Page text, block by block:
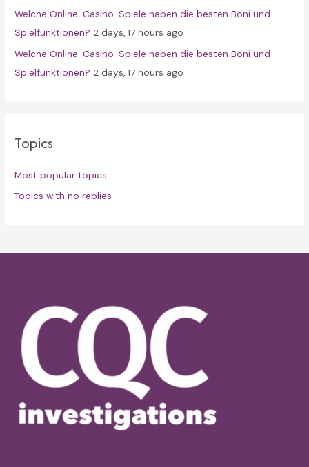
Welche Online-Casino-Spiele haben die besten Boni und
Spielfunktionen? 2 days, 17 hours ago
Welche Online-Casino-Spiele haben die besten Boni und
Spielfunktionen? 2 days, 17 hours ago
Topics
Most popular topics
Topics with no replies